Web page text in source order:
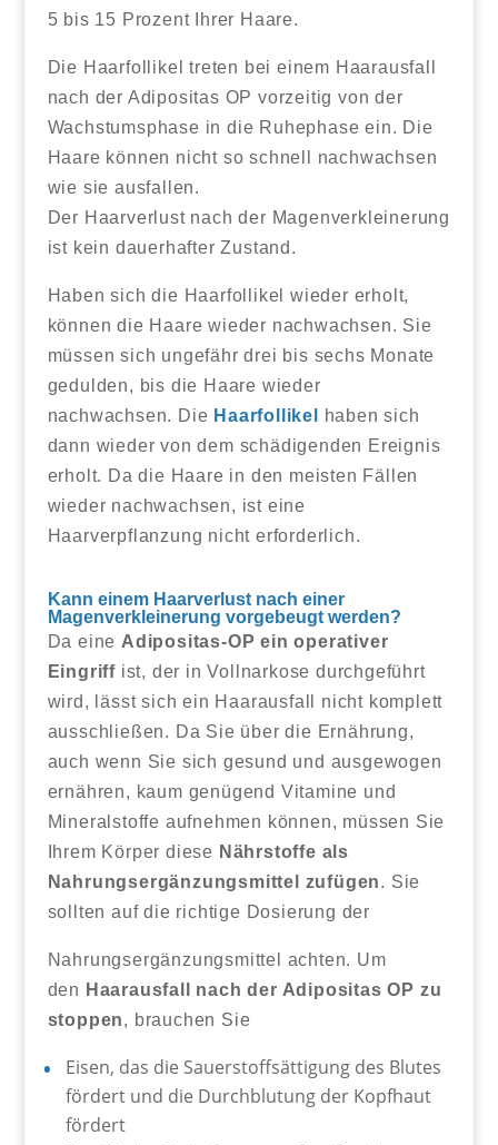
5 bis 15 Prozent Ihrer Haare.
Die Haarfollikel treten bei einem Haarausfall
nach der Adipositas OP vorzeitig von der
Wachstumsphase in die Ruhephase ein. Die
Haare können nicht so schnell nachwachsen
wie sie ausfallen.
Der Haarverlust nach der Magenverkleinerung
ist kein dauerhafter Zustand.
Haben sich die Haarfollikel wieder erholt,
können die Haare wieder nachwachsen. Sie
müssen sich ungefähr drei bis sechs Monate
gedulden, bis die Haare wieder
nachwachsen. Die Haarfollikel
haben sich
dann wieder von dem schädigenden Ereignis
erholt. Da die Haare in den meisten Fällen
wieder nachwachsen, ist eine
Haarverpflanzung nicht erforderlich.
Kann einem Haarverlust nach einer
Magenverkleinerung vorgebeugt werden?
Da eine Adipositas-OP ein operativer
Eingriffist, der in Vollnarkose durchgeführt
wird, lässt sich ein Haarausfall nicht komplett
ausschließen. Da Sie über die Ernährung,
auch wenn Sie sich gesund und ausgewogen
ernähren, kaum genügend Vitamine und
Mineralstoffe aufnehmen können, müssen Sie
Ihrem Körper diese Nährstoffe als
Nahrungsergänzungsmittel zufügen. Sie
sollten auf die richtige Dosierung der
Nahrungsergänzungsmittel achten. Um
den Haarausfall nach der Adipositas OP zu
stoppen, brauchen Sie
Eisen, das die Sauerstoffsättigung des Blutes
fördert und die Durchblutung der Kopfhaut
fördert